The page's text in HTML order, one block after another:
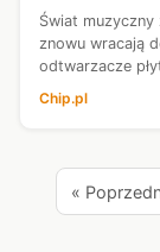
Świat muzyczny
znowu wracają
odtwarzacze
całego procesu
lasera – w
Chip.pl
«